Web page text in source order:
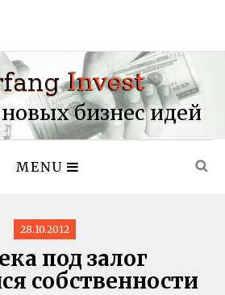
бизнес идей
MENU
28.10.2012
под залог
собственности